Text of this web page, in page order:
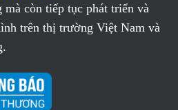
mà còn tiếp tục phát triển và
trên thị trường Việt Nam và